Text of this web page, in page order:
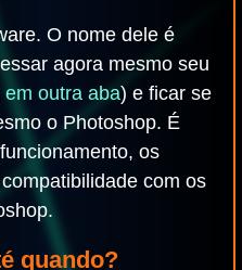
O nome dele é
agora mesmo seu
em outra aba) e ficar se
o Photoshop. É
os
com os
quando?